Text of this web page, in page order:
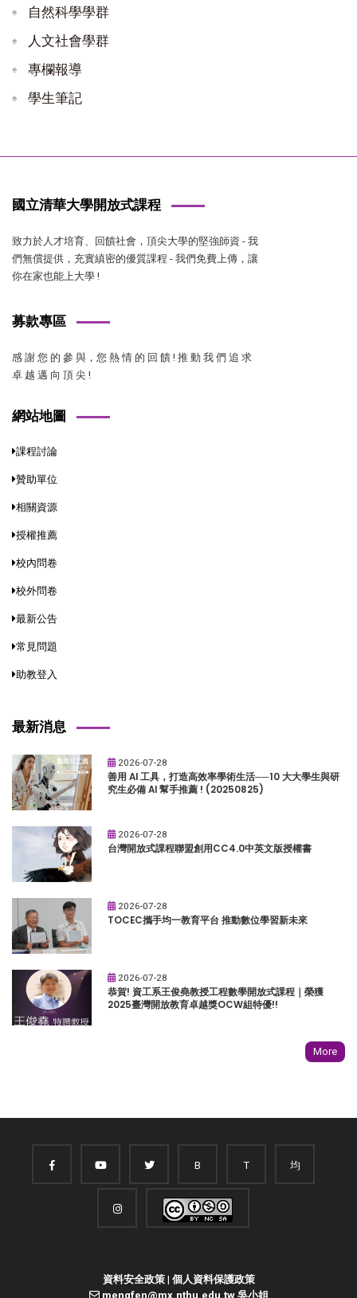
自然科學學群
人文社會學群
專欄報導
學生筆記
國立清華大學開放式課程
致力於人才培育、回饋社會，頂尖大學的堅強師資 - 我
們無償提供，充實縝密的優質課程 - 我們免費上傳，讓
你在家也能上大學 !
募款專區
感 謝 您 的 參 與，您 熱 情 的 回 饋 ! 推 動 我 們 追 求
卓 越 邁 向 頂 尖 !
網站地圖
課程討論
贊助單位
相關資源
授權推薦
校內問卷
校外問卷
最新公告
常見問題
助教登入
最新消息
2026-07-28
善用 AI 工具，打造高效率學術生活──10 大大學生與研
究生必備 AI 幫手推薦 ! (20250825)
2026-07-28
台灣開放式課程聯盟創用CC4.0中英文版授權書
2026-07-28
TOCEC攜手均一教育平台 推動數位學習新未來
2026-07-28
恭賀! 資工系王俊堯教授工程數學開放式課程｜榮獲
2025臺灣開放教育卓越獎OCW組特優!!
More
B T 均
資料安全政策| 個人資料保護政策
mengfen@mx.nthu.edu.tw 吳小姐